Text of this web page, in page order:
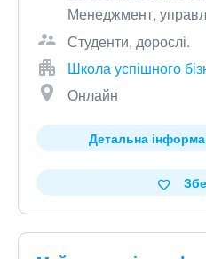
Менеджмент,
Студенти, дорослі.
Школа успішного
Онлайн
Детальна